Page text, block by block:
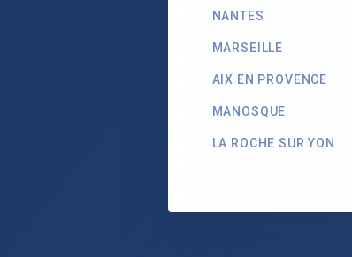
NANTES
MARSEILLE
AIX EN PROVENCE
MANOSQUE
LA ROCHE SUR YON